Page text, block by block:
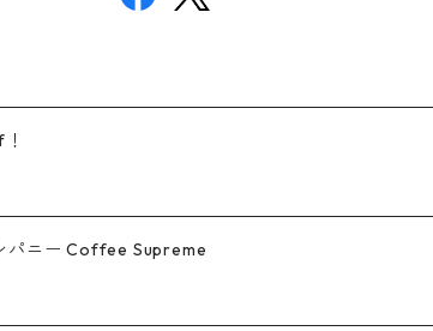
パニー Coffee Supreme